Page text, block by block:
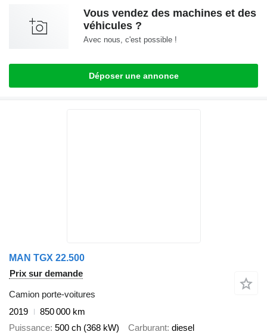
Vous vendez des machines et des
véhicules ?
Avec nous, c'est possible !
Déposer une annonce
MAN TGX 22.500
Prix sur demande
Camion porte-voitures
2019
850 000 km
Puissance 500 ch (368 kW) Carburant diesel